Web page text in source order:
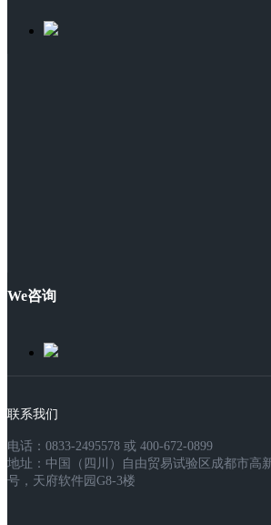
We咨询
联系我们
电话：0833-2495578 或 400-672-0899
地址：中国（四川）自由贸易试验区成都市高
号，天府软件园G8-3楼